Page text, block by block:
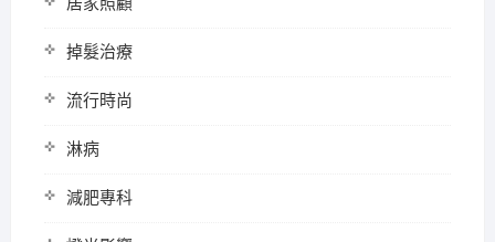
掉髮治療
流行時尚
淋病
減肥專科